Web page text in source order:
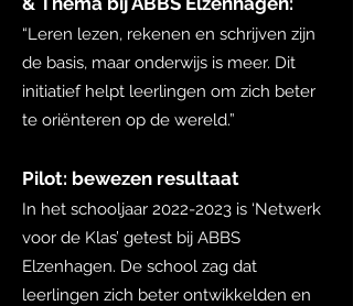
“Leren lezen, rekenen en schrijven zijn
de basis, maar onderwijs is meer. Dit
initiatief helpt leerlingen om zich beter
te oriënteren op de wereld.”
Pilot: bewezen resultaat
In het schooljaar 2022-2023 is ‘Netwerk
voor de Klas’ getest bij ABBS
Elzenhagen. De school zag dat
leerlingen zich beter ontwikkelden en